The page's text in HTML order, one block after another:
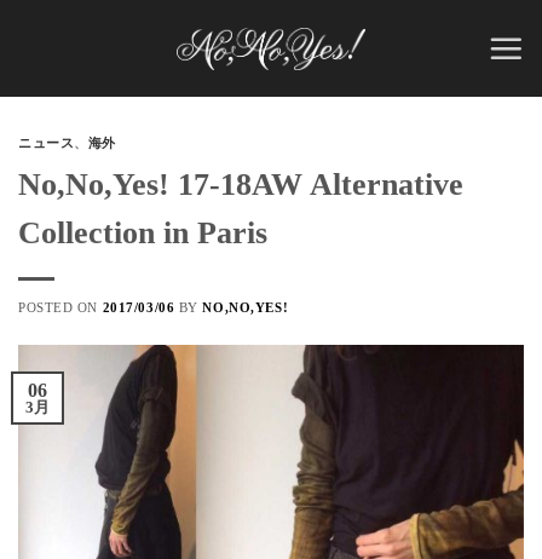
ニュース、 海外
No,No,Yes! 17-18AW Alternative
Collection in Paris
POSTED ON 2017/03/06 BYNO,NO,YES!
06
3月